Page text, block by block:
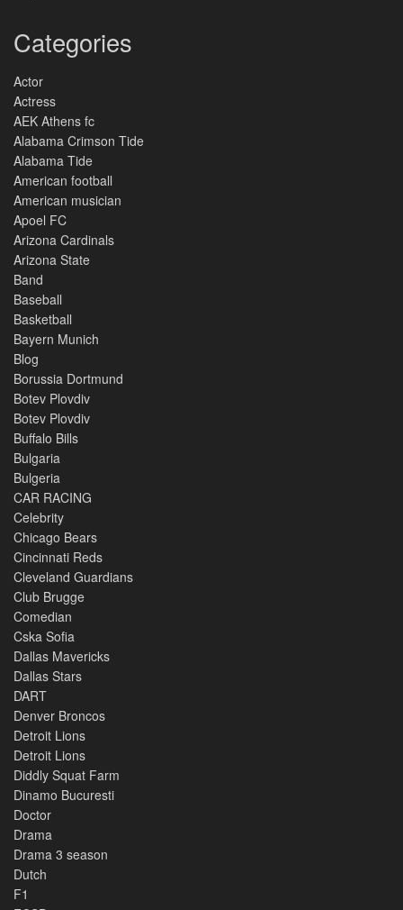
Categories
Actor
Actress
AEK Athens fc
Alabama Crimson Tide
Alabama Tide
American football
American musician
Apoel FC
Arizona Cardinals
Arizona State
Band
Baseball
Basketball
Bayern Munich
Blog
Borussia Dortmund
Botev Plovdiv
Botev Plovdiv
Buffalo Bills
Bulgaria
Bulgeria
CAR RACING
Celebrity
Chicago Bears
Cincinnati Reds
Cleveland Guardians
Club Brugge
Comedian
Cska Sofia
Dallas Mavericks
Dallas Stars
DART
Denver Broncos
Detroit Lions
Detroit Lions
Diddly Squat Farm
Dinamo Bucuresti
Doctor
Drama
Drama 3 season
Dutch
F1